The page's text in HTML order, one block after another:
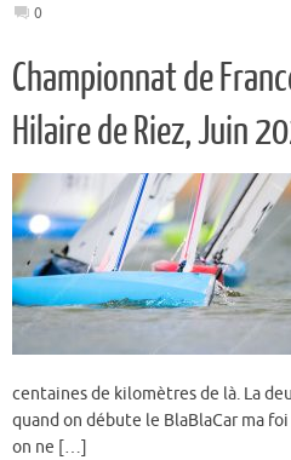
0
Championnat de
Hilaire de Riez, Juin
centaines de kilomètres de là. La
quand on débute le BlaBlaCar ma
on ne […]